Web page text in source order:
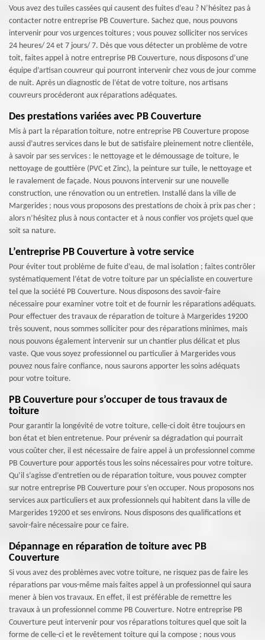
Vous avez des tuiles cassées qui causent des fuites d’eau ? N’hésitez pas à
contacter notre entreprise PB Couverture. Sachez que, nous pouvons
intervenir pour vos urgences toitures ; vous pouvez solliciter nos services
24 heures/ 24 et 7 jours/ 7. Dès que vous détecter un problème de votre
toit, faites appel à notre entreprise PB Couverture, nous disposons d’une
équipe d’artisan couvreur qui pourront intervenir chez vous de jour comme
de nuit. Après un diagnostic de l’état de votre toiture, nos artisans
couvreurs procéderont aux réparations adéquates.
Des prestations variées avec PB Couverture
Mis à part la réparation toiture, notre entreprise PB Couverture propose
aussi d’autres services dans le but de satisfaire pleinement notre clientèle,
à savoir par ses services : le nettoyage et le démoussage de toiture, le
nettoyage de gouttière (PVC et Zinc), la peinture sur tuile, le nettoyage et
le ravalement de façade. Nous pouvons intervenir sur une nouvelle
construction, une rénovation ou un entretien. Installé dans la ville de
Margerides ; nous vous proposons des prestations de choix à prix pas cher ;
alors n’hésitez plus à nous contacter et à nous confier vos projets quel que
soit sa nature.
L’entreprise PB Couverture à votre service
Pour éviter tout problème de fuite d’eau, de mal isolation ; faites contrôler
systématiquement l’état de votre toiture par un spécialiste en couverture
tel que la société PB Couverture. Nous disposons des savoir-faire
nécessaire pour examiner votre toit et de fournir les réparations adéquats.
Pour effectuer des travaux de réparation de toiture à Margerides 19200
très souvent, nous sommes solliciter pour des réparations minimes, mais
nous pouvons également intervenir sur un chantier plus délicat et plus
vaste. Que vous soyez professionnel ou particulier à Margerides vous
pouvez nous faire confiance, nous saurons apporter les soins adéquats
pour votre toiture.
PB Couverture pour s’occuper de tous travaux de
toiture
Pour garantir la longévité de votre toiture, celle-ci doit être toujours en
bon état et bien entretenue. Pour prévenir sa dégradation qui pourrait
vous coûter cher, il est nécessaire de faire appel à un professionnel comme
PB Couverture pour apportés tous les soins nécessaires pour votre toiture.
Qu’il s’agisse d’entretien ou de réparation toiture, vous pouvez compter
sur notre entreprise PB Couverture pour s’en occuper. Nous proposons nos
services aux particuliers et aux professionnels qui habitent dans la ville de
Margerides 19200 et ses environs. Nous disposons des qualifications et
savoir-faire nécessaire pour ce faire.
Dépannage en réparation de toiture avec PB
Couverture
Si vous avez des problèmes avec votre toiture, ne risquez pas de faire les
réparations par vous-même mais faites appel à un professionnel qui saura
mener à bien vos travaux. En effet, il est préférable de remettre les
travaux à un professionnel comme PB Couverture. Notre entreprise PB
Couverture peut intervenir pour vos réparations toitures quel que soit la
forme de celle-ci et le revêtement toiture qui la compose ; nous vous